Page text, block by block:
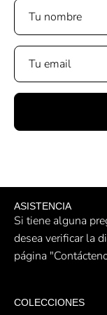
Parche con el
Canesú trasero
Cinturilla con
ASISTENCIA
Si tiene alguna
desea verificar la
página
COLECCIONES